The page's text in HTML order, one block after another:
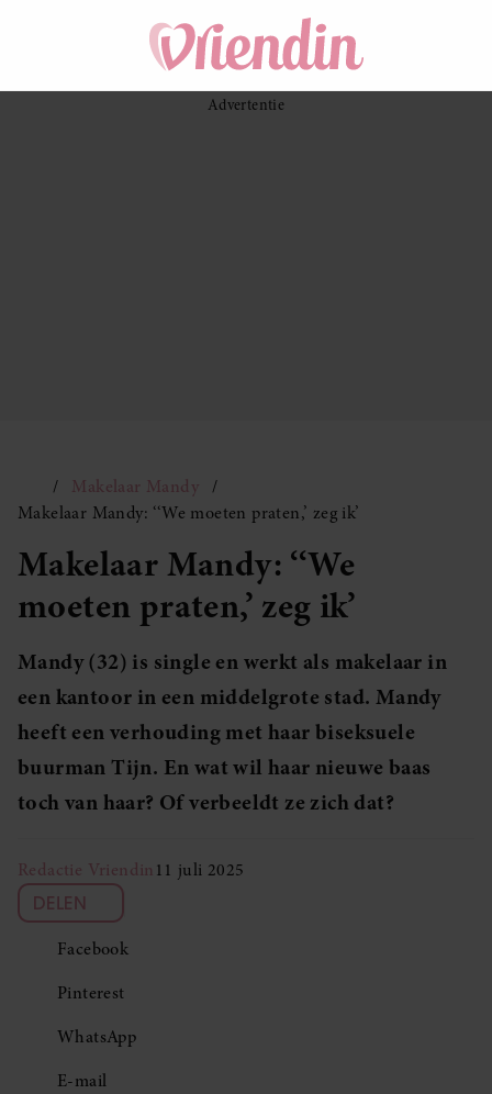
Makelaar Mandy
Makelaar Mandy: ‘‘We moeten praten,’ zeg ik’
Makelaar Mandy: ‘‘We
moeten praten,’ zeg ik’
Mandy (32) is single en werkt als makelaar in
een kantoor in een middelgrote stad. Mandy
heeft een verhouding met haar biseksuele
buurman Tijn. En wat wil haar nieuwe baas
toch van haar? Of verbeeldt ze zich dat?
Redactie Vriendin11 juli 2025
DELEN
Facebook
Pinterest
WhatsApp
E-mail